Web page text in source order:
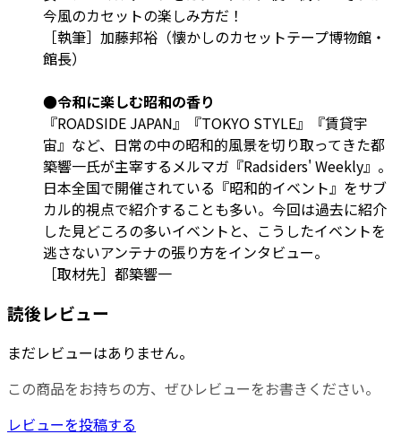
今風のカセットの楽しみ方だ！
［執筆］加藤邦裕（懐かしのカセットテープ博物館・
館長）
●令和に楽しむ昭和の香り
『ROADSIDE JAPAN』『TOKYO STYLE』『賃貸宇
宙』など、日常の中の昭和的風景を切り取ってきた都
築響一氏が主宰するメルマガ『Radsiders' Weekly』。
日本全国で開催されている『昭和的イベント』をサブ
カル的視点で紹介することも多い。今回は過去に紹介
した見どころの多いイベントと、こうしたイベントを
逃さないアンテナの張り方をインタビュー。
［取材先］都築響一
読後レビュー
まだレビューはありません。
この商品をお持ちの方、ぜひレビューをお書きください。
レビューを投稿する